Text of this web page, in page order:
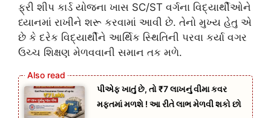
ફ્રી શીપ કાર્ડ યોજના ખાસ SC/ST વર્ગના વિદ્યાર્થીઓને
ધ્યાનમાં રાખીને શરૂ કરવામાં આવી છે. તેનો મુખ્ય હેતુ એ
છે કે દરેક વિદ્યાર્થીને આર્થિક સ્થિતિની પરવા કર્યા વગર
ઉચ્ચ શિક્ષણ મેળવવાની સમાન તક મળે.
પીએફ ખાતું છે, તો ₹7 લાખનું વીમા કવર
મફતમાં મળશે ! આ રીતે લાભ મેળવી શકો છો